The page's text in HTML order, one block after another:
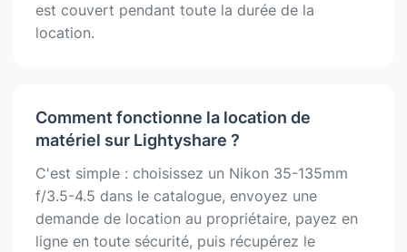
est couvert pendant toute la durée de la
location.
Comment fonctionne la location de
matériel sur Lightyshare ?
C'est simple : choisissez un Nikon 35-135mm
f/3.5-4.5 dans le catalogue, envoyez une
demande de location au propriétaire, payez en
ligne en toute sécurité, puis récupérez le